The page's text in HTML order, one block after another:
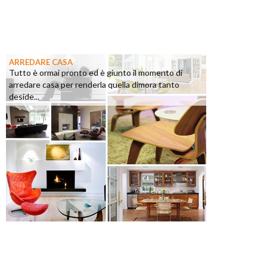
ARREDARE CASA
Tutto è ormai pronto ed è giunto il momento di
arredare casa per renderla quella dimora tanto
deside...